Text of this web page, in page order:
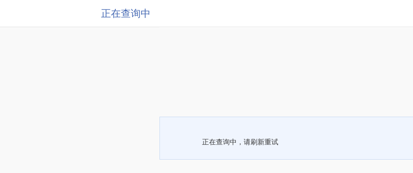
正在查询中
正在查询中，请刷新重试